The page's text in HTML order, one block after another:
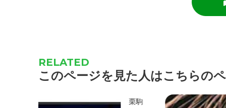
このページを見た人はこちらの
若柳